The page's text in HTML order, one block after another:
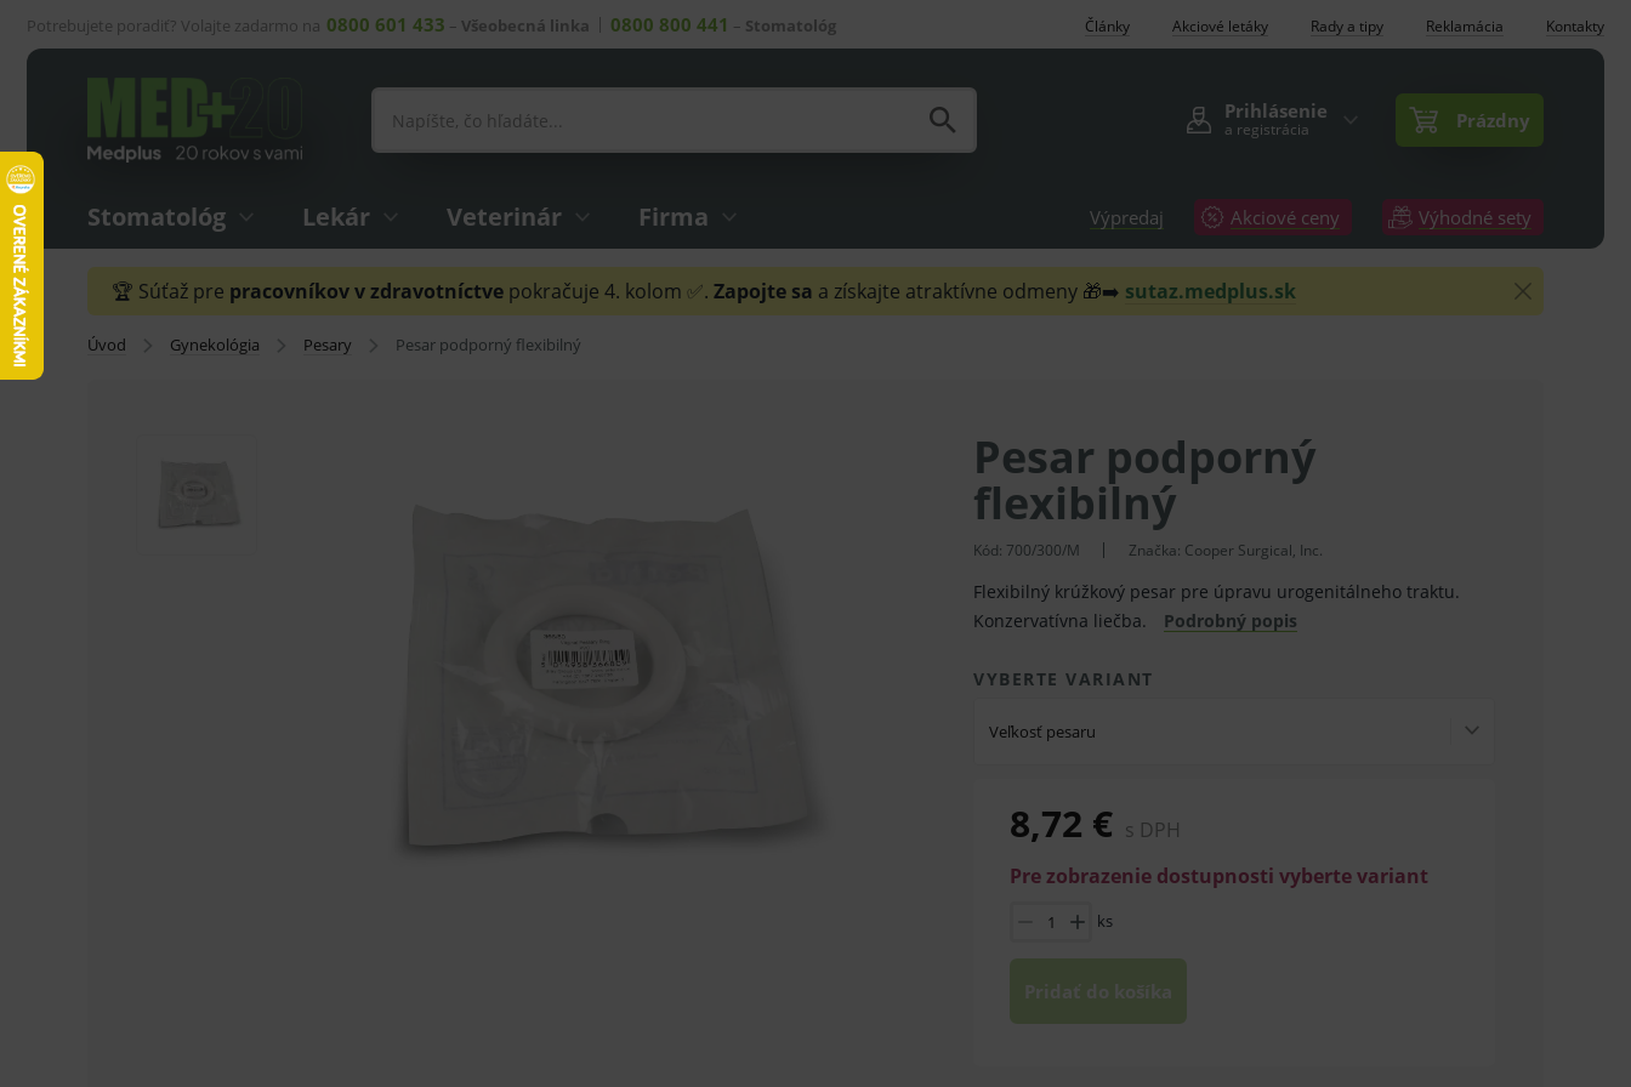
Potrebujete poradiť? Volajte zadarmo na 0800 601 433 – Všeobecná linka 0800 800 441 – Stomatológ Články Akciové letáky Rady a tipy Reklamácia Kontakty
Prihlásenie
a registrácia Prázdny
Stomatológ Lekár Veterinár Firma Výpredaj Akciové ceny Výhodné sety
🏆 Súťaž pre pracovníkov v zdravotníctve pokračuje 4. kolom ✅. Zapojte sa a získajte atraktívne odmeny 🎁➡️ sutaz.medplus.sk
Úvod Gynekológia Pesary Pesar podporný flexibilný
Pesar podporný
flexibilný
Kód: 700/300/M Značka: Cooper Surgical, Inc.
Flexibilný krúžkový pesar pre úpravu urogenitálneho traktu.
Konzervatívna liečba.
Podrobný popis
VYBERTE VARIANT
Veľkosť pesaru
8,72 € s DPH
Pre zobrazenie dostupnosti vyberte variant
ks
Pridať do košíka